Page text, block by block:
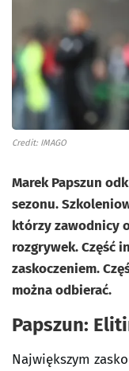
Credit: IMAGO
Marek Papszun
sezonu.
którzy zawodnicy
rozgrywek. Część
zaskoczeniem.
można odbierać.
Papszun:
Największym